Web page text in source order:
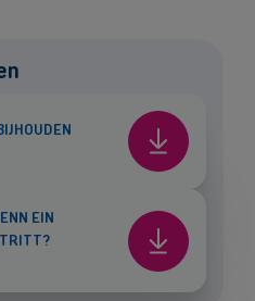
bijhouden
EIN
Was
geschieht,
wenn